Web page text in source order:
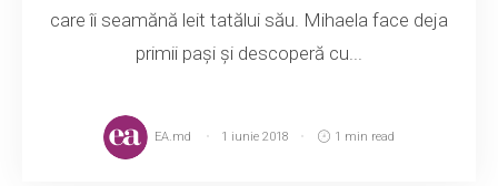
care îi seamănă leit tatălui său. Mihaela face deja
primii pași și descoperă cu...
EA.md 1 iunie 2018 1 min read